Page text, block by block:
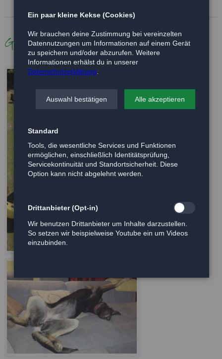
Galerie
Ein paar kleine Kekse (Cookies)
Wir brauchen deine Zustimmung bei vereinzelten
Datennutzungen um Informationen auf einem Gerät
zu speichern und/oder abzurufen. Weitere
Informationen erhälst du in unserer
Datenschutzerklärung
Auswahl bestätigen Alle akzeptieren
Standard
Tools, die wesentliche Services und Funktionen
ermöglichen, einschließlich Identitätsprüfung,
Servicekontinuität und Standortsicherheit. Diese
Option kann nicht abgelehnt werden.
Drittanbieter (Opt-in)
Wir benutzen Drittanbieter um Inhalte darzustellen.
So setzen wir beispielweise Youtube ein um Videos
einzubinden.